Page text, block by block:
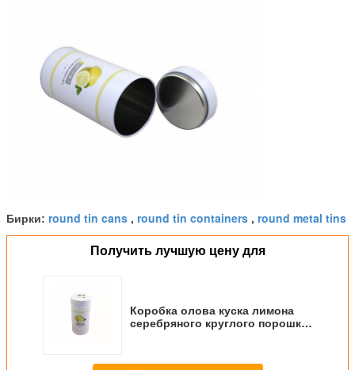
Бирки: round tin cans , round tin containers , round metal tins
Получить лучшую цену для
Коробка олова куска лимона
серебряного круглого порошка